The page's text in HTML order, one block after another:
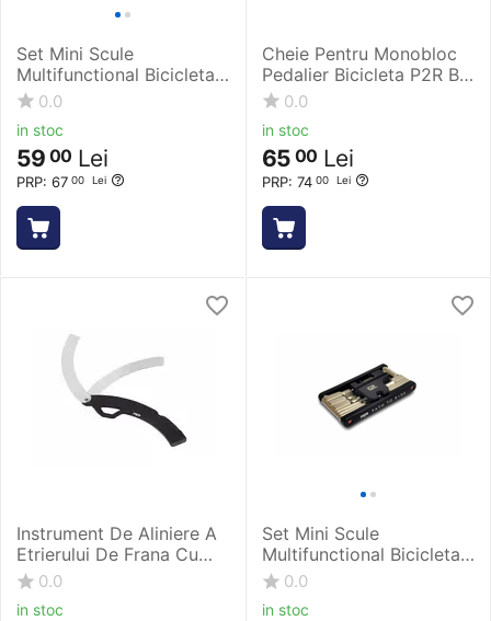
Set Mini Scule
Multifunctional Bicicleta
P2R Manit 10
0.0
in stoc
PRP: 67 00 Lei
59 00 Lei
Cheie Pentru Monobloc
Pedalier Bicicleta P2R Bt-
11Cot
0.0
in stoc
PRP: 74 00 Lei
65 00 Lei
Instrument De Aliniere A
Etrierului De Frana Cu
Disc P2R Alignman
0.0
in stoc
Set Mini Scule
Multifunctional Bicicleta
P2R Manit 16
0.0
in stoc